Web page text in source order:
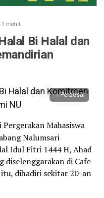
menit
Bi Halal dan
Perbesar
Mahasiswa
Nalumsari
Idul Fitri 1444 H, Ahad
diselenggarakan di Cafe
dihadiri sekitar 20-an